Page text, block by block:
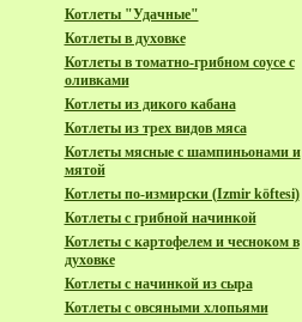
Котлеты "Удачные"
Котлеты в духовке
Котлеты в томатно-грибном соусе с
оливками
Котлеты из дикого кабана
Котлеты из трех видов мяса
Котлеты мясные с шампиньонами и
мятой
Котлеты по-измирски (Izmir köftesi)
Котлеты с грибной начинкой
Котлеты с картофелем и чесноком в
духовке
Котлеты с начинкой из сыра
Котлеты с овсяными хлопьями